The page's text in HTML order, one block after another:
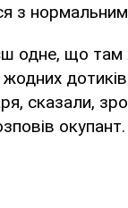
з
одне, що там
сказали,
окупант.